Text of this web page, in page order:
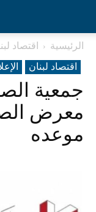
الرئيسية
اقتصاد
اقتصاد لبنان
جمعية
موعده